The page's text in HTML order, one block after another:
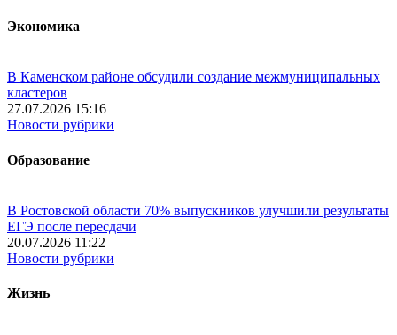
Экономика
В Каменском районе обсудили создание межмуниципальных
кластеров
27.07.2026 15:16
Новости рубрики
Образование
В Ростовской области 70% выпускников улучшили результаты
ЕГЭ после пересдачи
20.07.2026 11:22
Новости рубрики
Жизнь